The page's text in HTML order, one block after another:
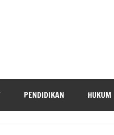
PENDIDIKAN HUKUM